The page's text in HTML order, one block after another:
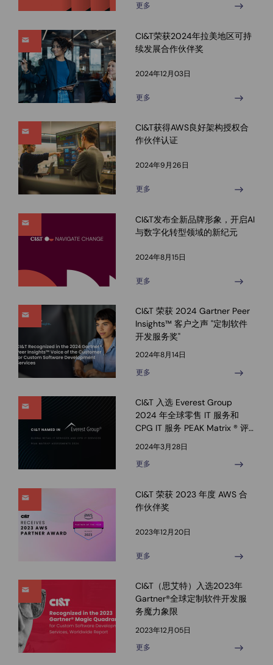
更多
CI&T荣获2024年拉美地区可持
续发展合作伙伴奖
2024年12月03日
更多
CI&T获得AWS良好架构授权合
作伙伴认证
2024年9月26日
更多
CI&T发布全新品牌形象，开启AI
与数字化转型领域的新纪元
2024年8月15日
更多
CI&T 荣获 2024 Gartner Peer
Insights™ 客户之声 "定制软件
开发服务奖"
2024年8月14日
更多
CI&T 入选 Everest Group
2024 年全球零售 IT 服务和
CPG IT 服务 PEAK Matrix ® 评
估报告
2024年3月28日
更多
CI&T 荣获 2023 年度 AWS 合
作伙伴奖
2023年12月20日
更多
CI&T（思艾特）入选2023年
Gartner®全球定制软件开发服
务魔力象限
2023年12月05日
更多